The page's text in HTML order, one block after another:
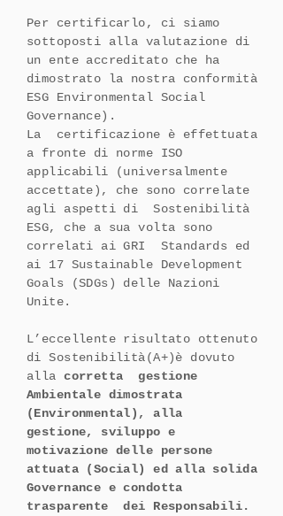
Per certificarlo, ci siamo
sottoposti alla valutazione di
un ente accreditato che ha
dimostrato la nostra conformità
ESG Environmental Social
Governance).
La certificazione è effettuata
a fronte di norme ISO
applicabili (universalmente
accettate), che sono correlate
agli aspetti di Sostenibilità
ESG, che a sua volta sono
correlati ai GRI Standards ed
ai 17 Sustainable Development
Goals (SDGs) delle Nazioni
Unite.
L’eccellente risultato ottenuto
di Sostenibilità(A+)è dovuto
allacorretta gestione
Ambientale dimostrata
(Environmental), alla
gestione, sviluppo e
motivazione delle persone
attuata (Social) ed alla solida
Governance e condotta
trasparente dei Responsabili.